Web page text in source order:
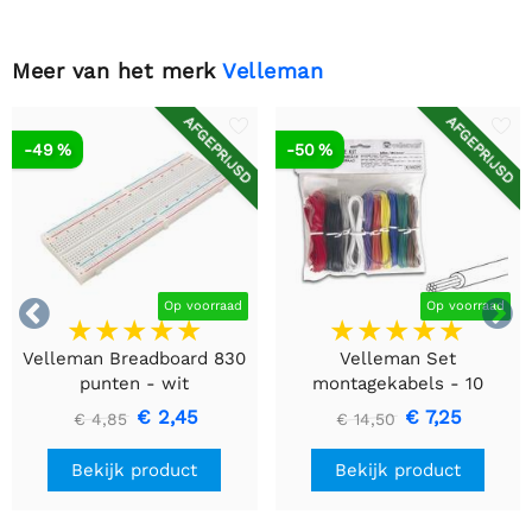
Meer van het merk Velleman


AFGEPRIJSD
Op voorraad
-49 %
Velleman Breadboard 830
punten - wit
€ 4,85 € 2,45
Bekijk product
AFGEPRIJSD
Op voorraad
-50 %
Velleman Set
montagekabels - 10
kleuren - 60m - flexibele
kern (multi core)
€ 14,50 € 7,25
Bekijk product